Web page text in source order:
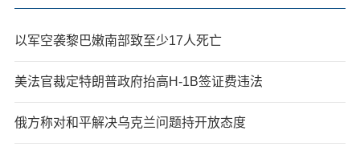
以军空袭黎巴嫩南部致至少17人死亡
美法官裁定特朗普政府抬高H-1B签证费违法
俄方称对和平解决乌克兰问题持开放态度